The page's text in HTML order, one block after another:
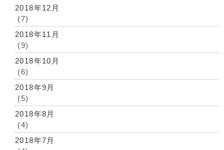
2018年12月
(7)
2018年11月
(9)
2018年10月
(6)
2018年9月
(5)
2018年8月
(4)
2018年7月